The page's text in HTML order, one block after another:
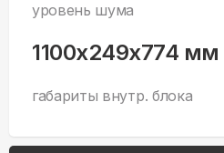
уровень шума
1100x249x774 мм
габариты внутр. блока